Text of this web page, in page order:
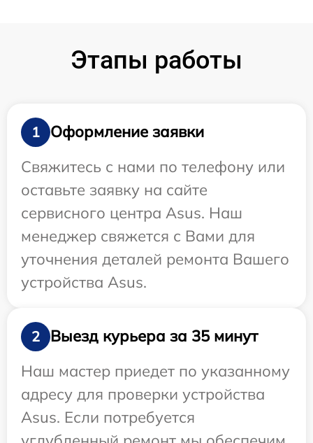
Этапы работы
1
Оформление заявки
Свяжитесь с нами по телефону или
оставьте заявку на сайте
сервисного центра Asus. Наш
менеджер свяжется с Вами для
уточнения деталей ремонта Вашего
устройства Asus.
2
Выезд курьера за 35 минут
Наш мастер приедет по указанному
адресу для проверки устройства
Asus. Если потребуется